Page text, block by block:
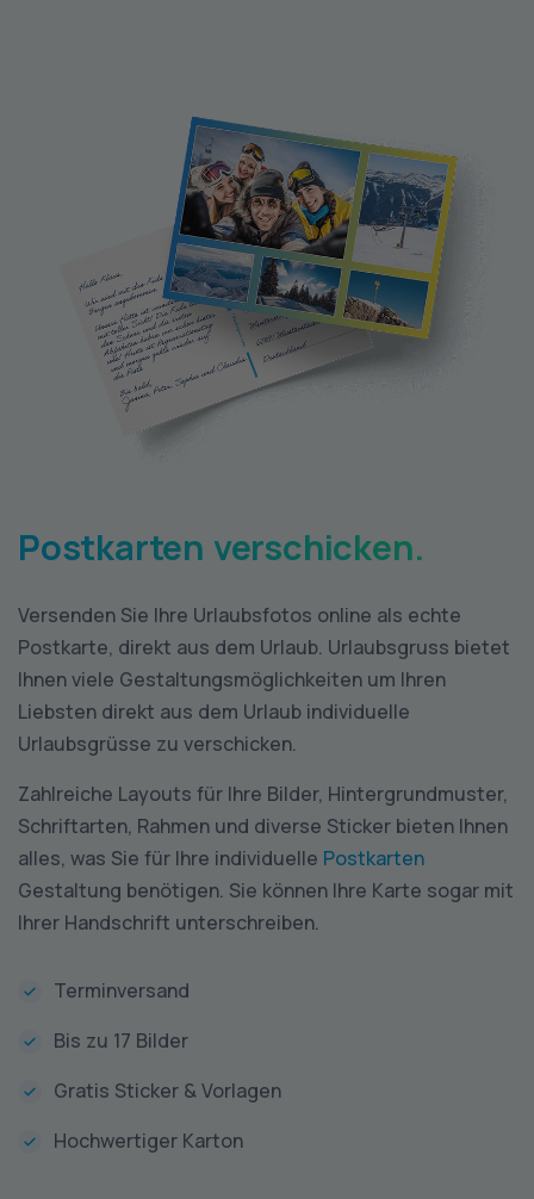
Postkarten verschicken.
Versenden Sie Ihre Urlaubsfotos online als echte
Postkarte, direkt aus dem Urlaub. Urlaubsgruss bietet
Ihnen viele Gestaltungsmöglichkeiten um Ihren
Liebsten direkt aus dem Urlaub individuelle
Urlaubsgrüsse zu verschicken.
Zahlreiche Layouts für Ihre Bilder, Hintergrundmuster,
Schriftarten, Rahmen und diverse Sticker bieten Ihnen
alles, was Sie für Ihre individuelle Postkarten
Gestaltung benötigen. Sie können Ihre Karte sogar mit
Ihrer Handschrift unterschreiben.
Terminversand
Bis zu 17 Bilder
Gratis Sticker & Vorlagen
Hochwertiger Karton